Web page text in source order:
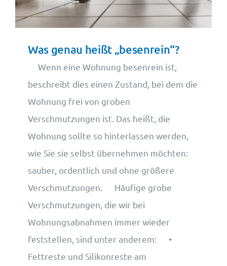
Was genau heißt „besenrein“?
Wenn eine Wohnung besenrein ist,
beschreibt dies einen Zustand, bei dem die
Wohnung frei von groben
Verschmutzungen ist. Das heißt, die
Wohnung sollte so hinterlassen werden,
wie Sie sie selbst übernehmen möchten:
sauber, ordentlich und ohne größere
Verschmutzungen. Häufige grobe
Verschmutzungen, die wir bei
Wohnungsabnahmen immer wieder
feststellen, sind unter anderem: •
Fettreste und Silikonreste am